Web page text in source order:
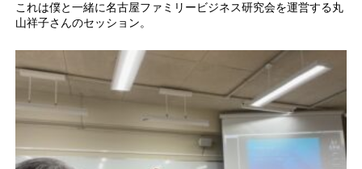
これは僕と一緒に名古屋ファミリービジネス研究会を運営する丸
山祥子さんのセッション。